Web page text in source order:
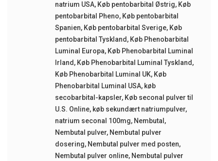
natrium USA, Køb pentobarbital Østrig, Køb
pentobarbital Pheno, Køb pentobarbital
Spanien, Køb pentobarbital Sverige, Køb
pentobarbital Tyskland , Køb Phenobarbital
Luminal Europa, Køb Phenobarbital Luminal
Irland , Køb Phenobarbital Luminal Tyskland ,
Køb Phenobarbital Luminal UK, Køb
Phenobarbital Luminal USA, køb
secobarbital-kapsler, Køb seconal pulver til
U.S. Online, køb sekundært natriumpulver,
natrium seconal 100mg, Nembutal ,
Nembutal pulver, Nembutal pulver
dosering, Nembutal pulver med posten,
Nembutal pulver online, Nembutal pulver